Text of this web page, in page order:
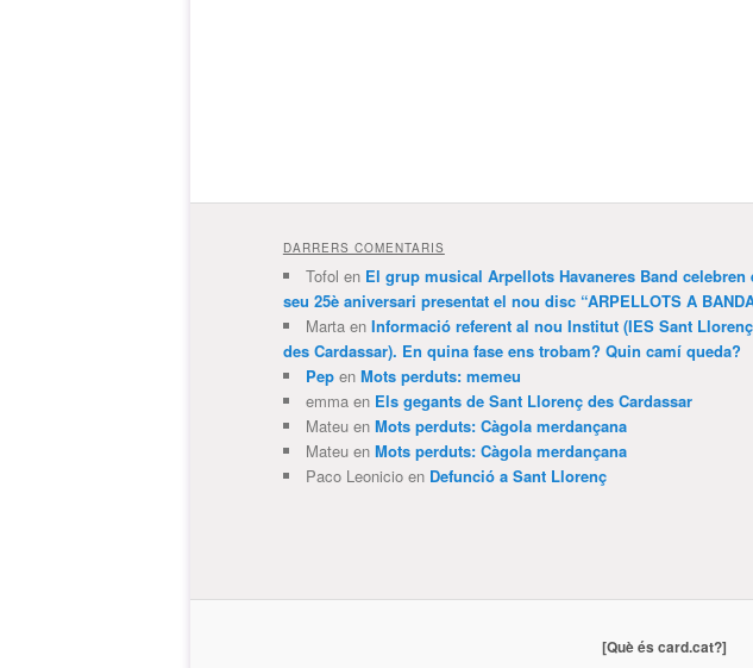
DARRERS COMENTARIS
Tofol en El grup musical Arpellots Havaneres Band celebren
seu 25è aniversari presentat el nou disc “ARPELLOTS A
Martaen Informació referent al nou Institut (IES Sant Llorenç
des Cardassar). En quina fase ens trobam? Quin camí queda?
Pepen Mots perduts: memeu
emmaen Els gegants de Sant Llorenç des Cardassar
Mateuen Mots perduts: Càgola merdançana
Mateuen Mots perduts: Càgola merdançana
Paco Leonicioen Defunció a Sant Llorenç
[Què és card.cat?]